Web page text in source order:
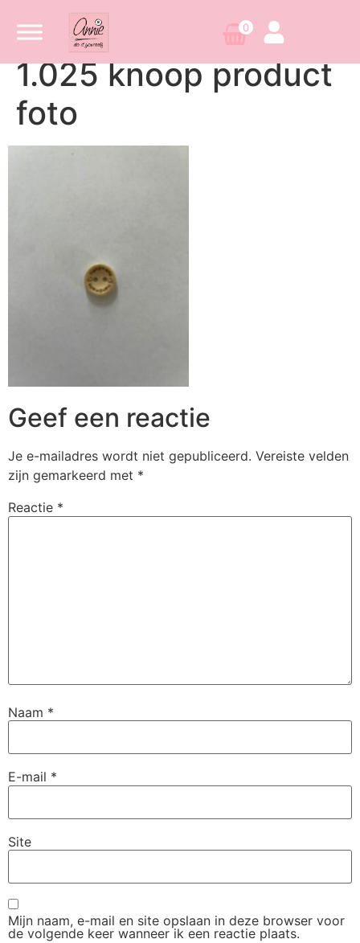
0
1.025 knoop product
foto
Geef een reactie
Je e-mailadres wordt niet gepubliceerd. Vereiste velden
zijn gemarkeerd met *
Reactie *
Naam *
E-mail *
Site
Mijn naam, e-mail en site opslaan in deze browser voor
de volgende keer wanneer ik een reactie plaats.